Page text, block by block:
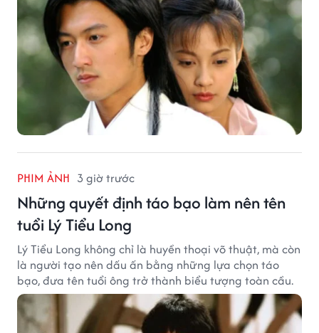
PHIM ẢNH 3 giờ trước
Những quyết định táo bạo làm nên tên
tuổi Lý Tiểu Long
Lý Tiểu Long không chỉ là huyền thoại võ thuật, mà còn
là người tạo nên dấu ấn bằng những lựa chọn táo
bạo, đưa tên tuổi ông trở thành biểu tượng toàn cầu.